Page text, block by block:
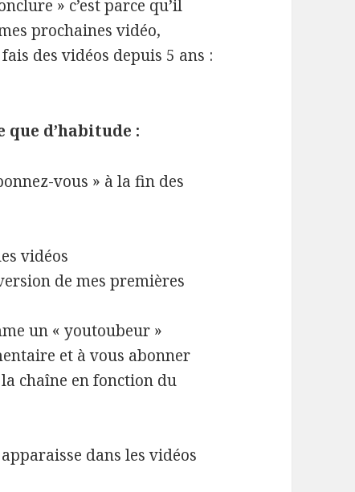
» c’est parce qu’il
prochaines vidéo,
des vidéos depuis 5 ans :
d’habitude :
vous » à la fin des
vidéos
de mes premières
un « youtoubeur »
et à vous abonner
chaîne en fonction du
dans les vidéos